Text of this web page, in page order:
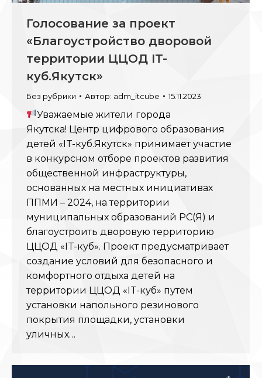
Голосование за проект
«Благоустройство дворовой
территории ЦЦОД IT-
куб.Якутск»
Без рубрики Автор: adm_itcube 15.11.2023
Уважаемые жители города
Якутска! Центр цифрового образования
детей «IT-куб.Якутск» принимает участие
в конкурсном отборе проектов развития
общественной инфраструктуры,
основанных на местных инициативах
ППМИ – 2024, на территории
муниципальных образований РС(Я) и
благоустроить дворовую территорию
ЦЦОД «IT-куб». Проект предусматривает
создание условий для безопасного и
комфортного отдыха детей на
территории ЦЦОД «IT-куб» путем
установки напольного резинового
покрытия площадки, установки
уличных…